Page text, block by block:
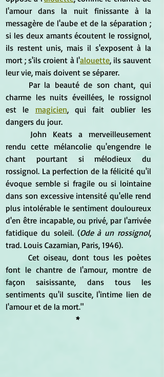
l'amour dans la nuit finissante à la
messagère de l'aube et de la séparation ;
si les deux amants écoutent le rossignol,
ils restent unis, mais il s'exposent à la
mort ; s'ils croient à l'alouette, ils sauvent
leur vie, mais doivent se séparer.
charme les nuits éveillées, le rossignol
est le magicien, qui fait oublier les
dangers du jour.
rendu cette mélancolie qu'engendre le
chant pourtant si mélodieux du
rossignol. La perfection de la félicité qu'il
évoque semble si fragile ou si lointaine
dans son excessive intensité qu'elle rend
plus intolérable le sentiment douloureux
d'en être incapable, ou privé, par l'arrivée
fatidique du soleil. (Ode à un rossignol,
trad. Louis Cazamian, Paris, 1946).
font le chantre de l'amour, montre de
façon saisissante, dans tous les
sentiments qu'il suscite, l'intime lien de
l'amour et de la mort."
*